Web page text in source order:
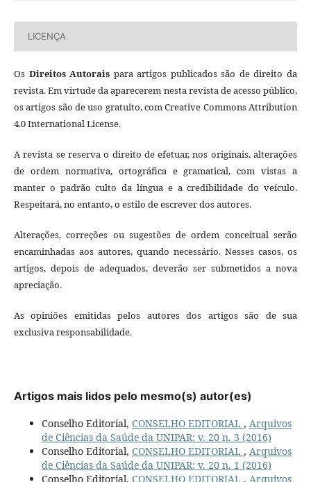
LICENÇA
Os Direitos Autorais para artigos publicados são de direito da
revista. Em virtude da aparecerem nesta revista de acesso público,
os artigos são de uso gratuito, com Creative Commons Attribution
4.0 International License.
A revista se reserva o direito de efetuar, nos originais, alterações
de ordem normativa, ortográfica e gramatical, com vistas a
manter o padrão culto da língua e a credibilidade do veículo.
Respeitará, no entanto, o estilo de escrever dos autores.
Alterações, correções ou sugestões de ordem conceitual serão
encaminhadas aos autores, quando necessário. Nesses casos, os
artigos, depois de adequados, deverão ser submetidos a nova
apreciação.
As opiniões emitidas pelos autores dos artigos são de sua
exclusiva responsabilidade.
Artigos mais lidos pelo mesmo(s) autor(es)
Conselho Editorial, CONSELHO EDITORIAL , Arquivos
de Ciências da Saúde da UNIPAR: v. 20 n. 3 (2016)
Conselho Editorial, CONSELHO EDITORIAL , Arquivos
de Ciências da Saúde da UNIPAR: v. 20 n. 1 (2016)
Conselho Editorial, CONSELHO EDITORIAL , Arquivos